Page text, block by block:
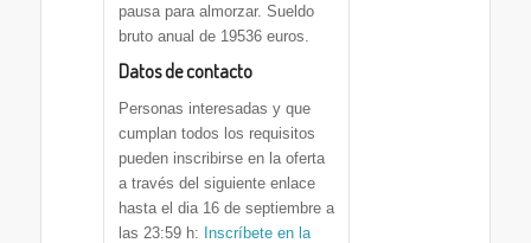
pausa para almorzar. Sueldo
bruto anual de 19536 euros.
Datos de contacto
Personas interesadas y que
cumplan todos los requisitos
pueden inscribirse en la oferta
a través del siguiente enlace
hasta el dia 16 de septiembre a
las 23:59 h: Inscríbete en la